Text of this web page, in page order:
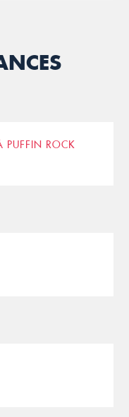
PUFFIN ROCK